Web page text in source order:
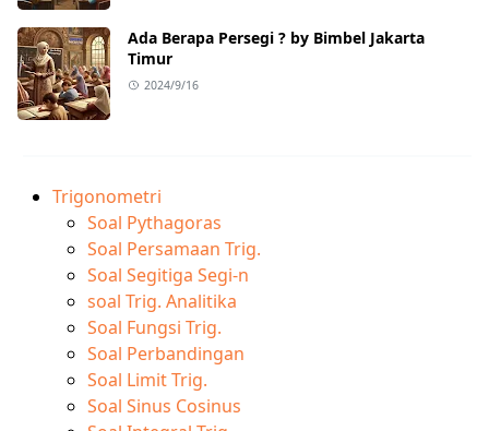
Ada Berapa Persegi ? by Bimbel Jakarta
Timur
2024/9/16
Trigonometri
Soal Pythagoras
Soal Persamaan Trig.
Soal Segitiga Segi-n
soal Trig. Analitika
Soal Fungsi Trig.
Soal Perbandingan
Soal Limit Trig.
Soal Sinus Cosinus